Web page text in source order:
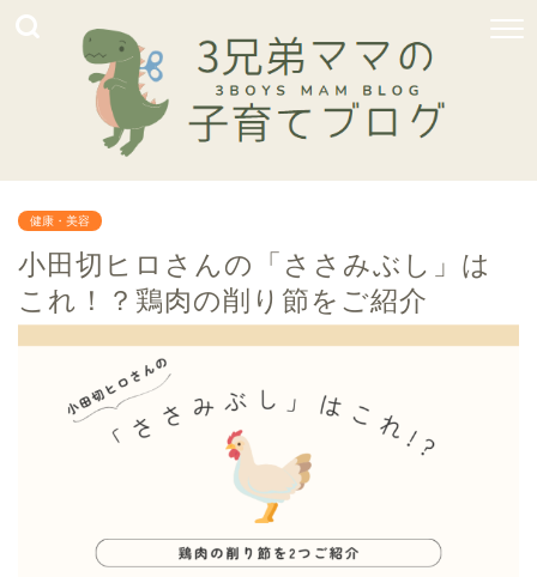
健康・美容
小田切ヒロさんの「ささみぶし」は
これ！？鶏肉の削り節をご紹介